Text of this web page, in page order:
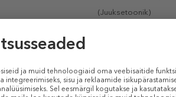
(Juuksetoonik)
juustele aitab luua kauapüsivaid
tulemuse, volüümi ja loomuliku